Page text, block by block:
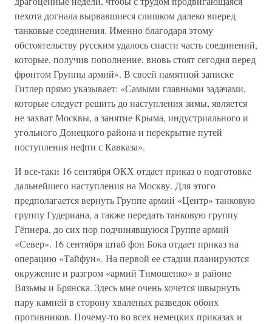
пехота догнала вырвавшиеся слишком далеко вперед
танковые соединения. Именно благодаря этому
обстоятельству русским удалось спасти часть соединений,
которые, получив пополнение, вновь стоят сегодня перед
фронтом Группы армий». В своей памятной записке
Гитлер прямо указывает: «Самыми главными задачами,
которые следует решить до наступления зимы, является
не захват Москвы, а занятие Крыма, индустриального и
угольного Донецкого района и перекрытие путей
поступления нефти с Кавказа».
И все-таки 16 сентября ОКХ отдает приказ о подготовке
дальнейшего наступления на Москву. Для этого
предполагается вернуть Группе армий «Центр» танковую
группу Гудериана, а также передать танковую группу
Гёпнера, до сих пор подчинявшуюся Группе армий
«Север». 16 сентября штаб фон Бока отдает приказ на
операцию «Тайфун». На первой ее стадии планируются
окружение и разгром «армий Тимошенко» в районе
Вязьмы и Брянска. Здесь мне очень хочется швырнуть
пару камней в сторону хваленых разведок обоих
противников. Почему-то во всех немецких приказах и